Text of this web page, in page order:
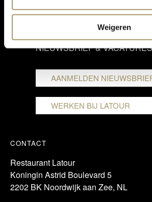
Weigeren
PRIVACY STATEMENT
NIEUWSBRIEF & VACATURES
AANMELDEN
WERKEN BIJ LATOUR
CONTACT
Restaurant Latour
Koningin Astrid Boulevard 5
2202 BK Noordwijk aan Zee, NL